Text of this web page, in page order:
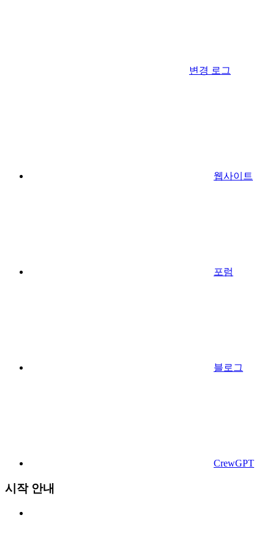
변경 로그
웹사이트
포럼
블로그
CrewGPT
시작 안내